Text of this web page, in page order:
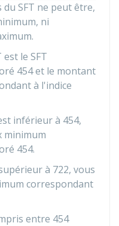
du SFT ne peut être,
ni
le SFT
454 et le montant
à l'indice
inférieur à 454,
minimum
454.
à 722, vous
correspondant
entre 454